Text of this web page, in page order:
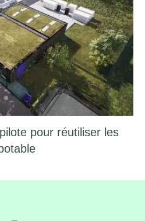
pour réutiliser les